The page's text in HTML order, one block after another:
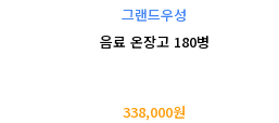
그랜드우성
음료 온장고 180병
338,000원